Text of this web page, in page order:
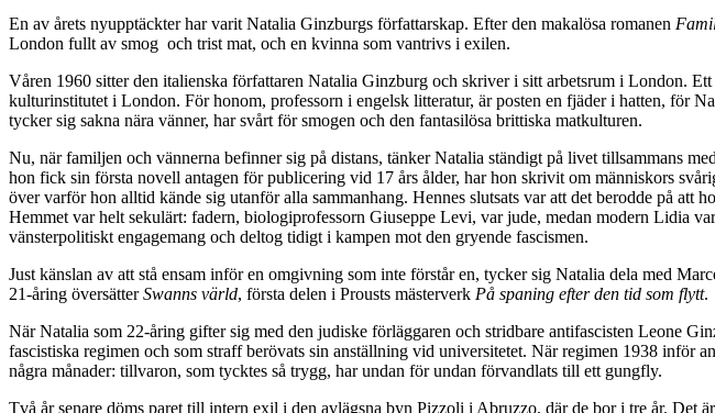
En av årets nyupptäckter har varit Natalia Ginzburgs författarskap. Efter den makalösa romanen
London fullt av smog och trist mat, och en kvinna som vantrivs i exilen.
Våren 1960 sitter den italienska författaren Natalia Ginzburg och skriver i sitt arbetsrum i London.
kulturinstitutet i London. För honom, professorn i engelsk litteratur, är posten en fjäder i hatten, för
tycker sig sakna nära vänner, har svårt för smogen och den fantasilösa brittiska matkulturen.
Nu, när familjen och vännerna befinner sig på distans, tänker Natalia ständigt på livet tillsammans
hon fick sin första novell antagen för publicering vid 17 års ålder, har hon skrivit om människors
över varför hon alltid kände sig utanför alla sammanhang. Hennes slutsats var att det berodde på
Hemmet var helt sekulärt: fadern, biologiprofessorn Giuseppe Levi, var jude, medan modern Lidia
vänsterpolitiskt engagemang och deltog tidigt i kampen mot den gryende fascismen.
Just känslan av att stå ensam inför en omgivning som inte förstår en, tycker sig Natalia dela med
21-åring översätterSwanns värld, första delen i Prousts mästerverk På spaning efter den tid som flytt.
När Natalia som 22-åring gifter sig med den judiske förläggaren och stridbare antifascisten Leone
fascistiska regimen och som straff berövats sin anställning vid universitetet. När regimen 1938 inför
några månader: tillvaron, som tycktes så trygg, har undan för undan förvandlats till ett gungfly.
Två år senare döms paret till intern exil i den avlägsna byn Pizzoli i Abruzzo, där de bor i tre år.